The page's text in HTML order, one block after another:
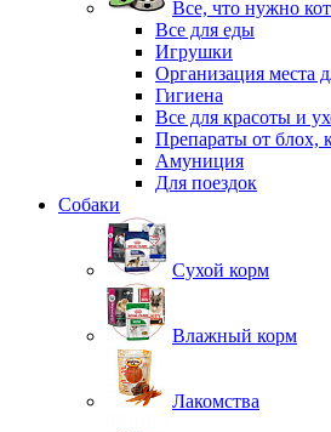
Все, что нужно
Все для еды
Игрушки
Организация места
Гигиена
Все для красоты и
Препараты от блох,
Амуниция
Для поездок
Собаки
Сухой корм
Влажный корм
Лакомства